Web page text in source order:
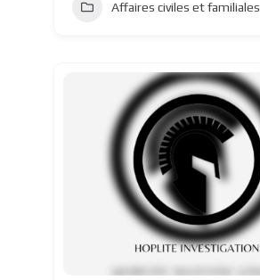
Affaires civiles et familiales